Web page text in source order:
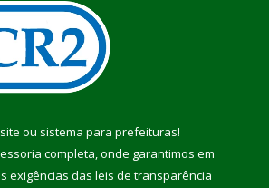
ou sistema para prefeituras!
completa, onde garantimos em
exigências das leis de transparência